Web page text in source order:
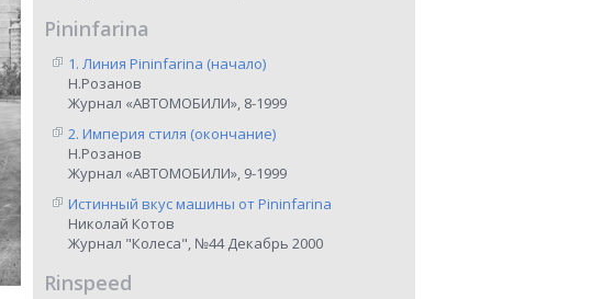
Pininfarina
1. Линия Pininfarina (начало)
Н.Розанов
Журнал «АВТОМОБИЛИ», 8-1999
2. Империя стиля (окончание)
Н.Розанов
Журнал «АВТОМОБИЛИ», 9-1999
Истинный вкус машины от Pininfarina
Николай Котов
Журнал "Колеса", №44 Декабрь 2000
Rinspeed